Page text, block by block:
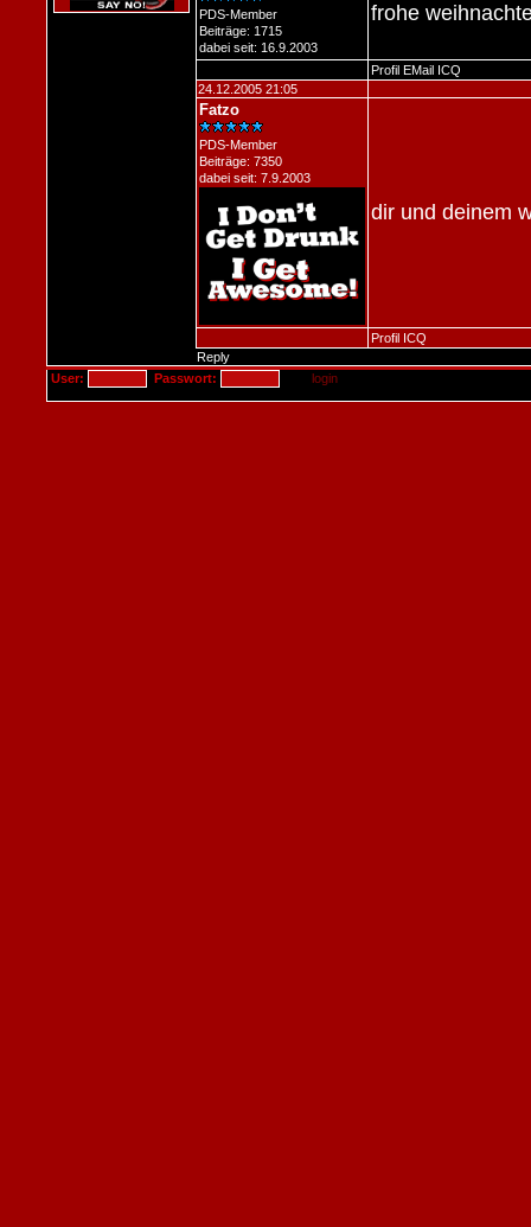
PDS-Member
Beiträge: 1715
dabei seit: 16.9.2003
frohe
Profil EMail ICQ
24.12.2005 21:05
Fatzo
PDS-Member
Beiträge: 7350
dabei seit: 7.9.2003
dir und deinem
Profil ICQ
Reply
User:
Passwort: